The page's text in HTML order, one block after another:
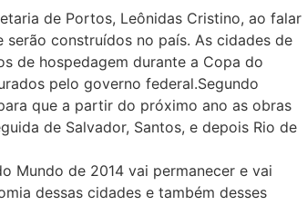
de Portos, Leônidas Cristino, ao falar
construídos no país. As cidades de
de hospedagem durante a Copa do
pelo governo federal.Segundo
que a partir do próximo ano as obras
de Salvador, Santos, e depois Rio de
Mundo de 2014 vai permanecer e vai
dessas cidades e também desses